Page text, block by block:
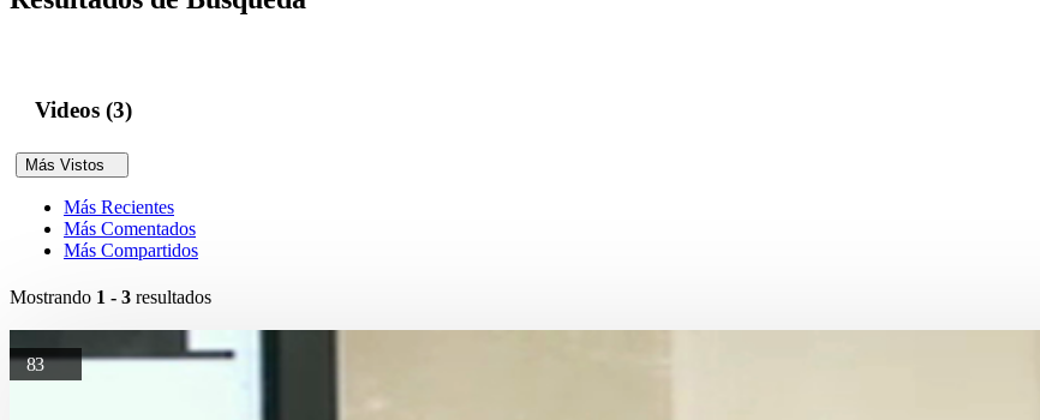
Videos (3)
Más Vistos
Más Recientes
Más Comentados
Más Compartidos
Mostrando 1 - 3 resultados
83